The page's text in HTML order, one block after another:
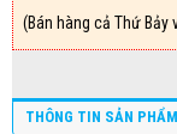
(Bán hàng cả Thứ Bảy
THÔNG TIN SẢN PHẨM